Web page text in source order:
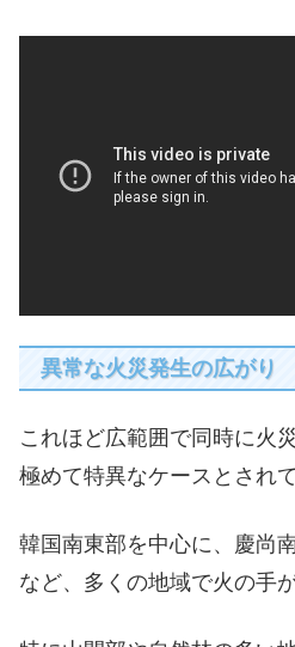
異常な火災発生の広がり
これほど広範囲で同時に火
極めて特異なケースとされ
韓国南東部を中心に、慶尚
など、多くの地域で火の手